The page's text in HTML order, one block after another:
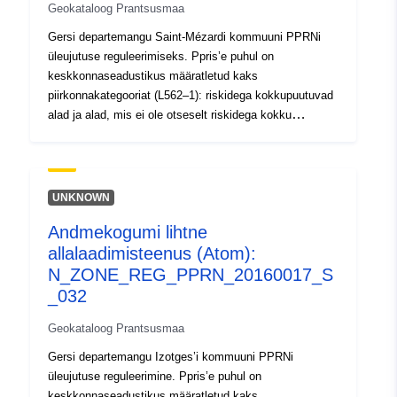
Geokataloog Prantsusmaa
Gersi departemangu Saint-Mézardi kommuuni PPRNi
üleujutuse reguleerimiseks. Ppris’e puhul on
keskkonnaseadustikus määratletud kaks
piirkonnakategooriat (L562–1): riskidega kokkupuutuvad
alad ja alad, mis ei ole otseselt riskidega kokku
ohutasemest kohaldatakse iga ala suhtes täitmisele
pööratavat kokkulepet. Reeglina eristatakse määrustes
nimetatakse „punasteks aladeks“, kus ohutase on kõrge
ja üldreegel on ehitamise keeld; 2 „ettenähtud alad“, nn
sinised tsoonid, kus ohutase on keskmine ja kus
projektide suhtes kohaldatakse nõudeid, mis on
kohandatud vastavalt probleemi liigile; 3 – alad, mis ei
ole otseselt ohustatud, kuid kus ehitised, rajatised,
arendused või talud, põllumajandus-, metsandus-,
käsitöö-, kaubandus- või tööstusmaad võivad
suurendada riske või põhjustada uusi, kui keeldudest või
UNKNOWN
Andmekogumi lihtne
allalaadimisteenus (Atom):
N_ZONE_REG_PPRN_20160017_S
_032
Geokataloog Prantsusmaa
Gersi departemangu Izotges’i kommuuni PPRNi
üleujutuse reguleerimine. Ppris’e puhul on